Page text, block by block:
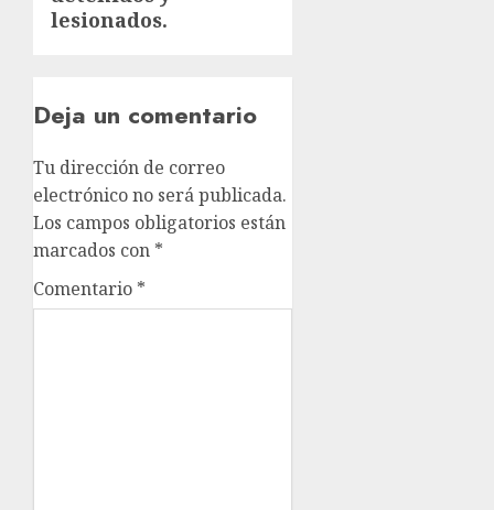
lesionados.
Deja un comentario
Tu dirección de correo
electrónico no será publicada.
Los campos obligatorios están
marcados con *
Comentario *